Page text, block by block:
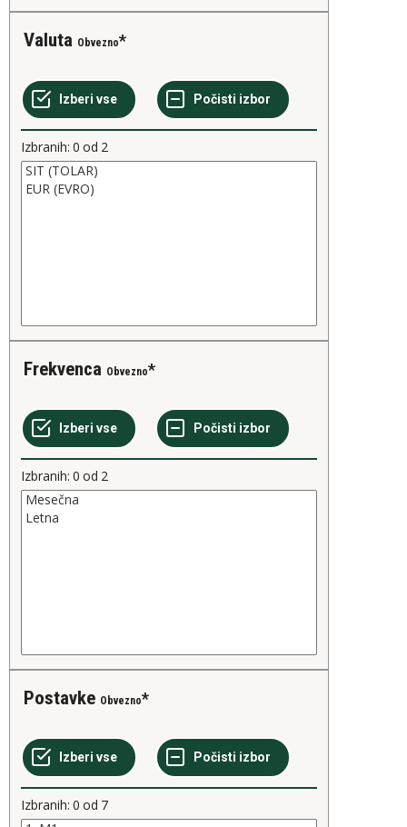
Valuta Obvezno
Izbranih: 0 od 2
Frekvenca Obvezno
Izbranih: 0 od 2
Postavke Obvezno
Izbranih: 0 od 7